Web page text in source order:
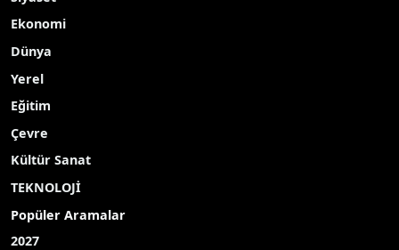
Ekonomi
Dünya
Yerel
Eğitim
Çevre
Kültür Sanat
TEKNOLOJİ
Popüler Aramalar
2027